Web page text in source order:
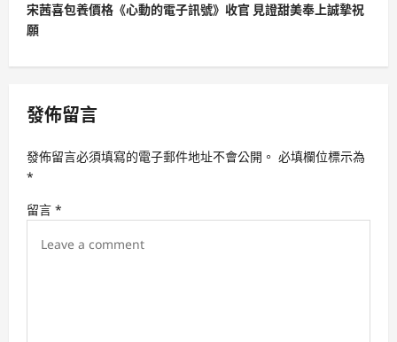
n
a
v
g
a
t
i
宋茜喜包養價格《心動的電子訊號》收官 見證甜美奉上誠摯祝
願
發佈留言
發佈留言必須填寫的電子郵件地址不會公開。 必填欄位標示為
*
留言 *